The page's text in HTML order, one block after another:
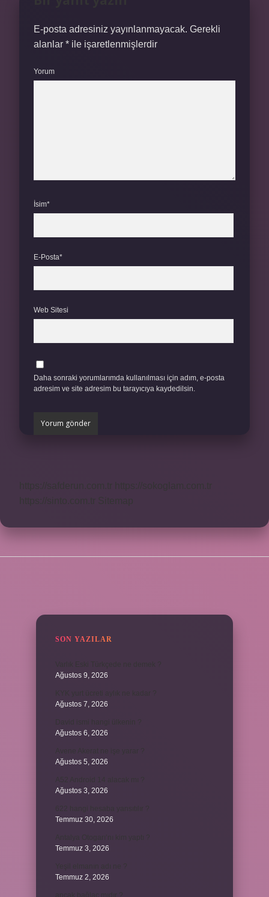
E-posta adresiniz yayınlanmayacak. Gerekli
alanlar * ile işaretlenmişlerdir
Yorum
İsim*
E-Posta*
Web Sitesi
Daha sonraki yorumlarımda kullanılması için adım, e-posta
adresim ve site adresim bu tarayıcıya kaydedilsin.
SON YAZILAR
Ağustos 9, 2026
Ağustos 7, 2026
Ağustos 6, 2026
Ağustos 5, 2026
Ağustos 3, 2026
Temmuz 30, 2026
Temmuz 3, 2026
Temmuz 2, 2026